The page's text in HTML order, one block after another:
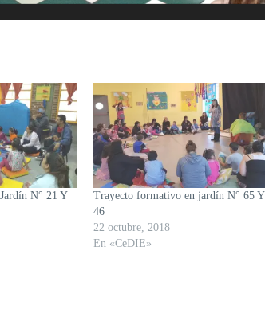
N° 21 Y
Trayecto formativo en jardín N° 65 Y
46
22 octubre, 2018
En «CeDIE»